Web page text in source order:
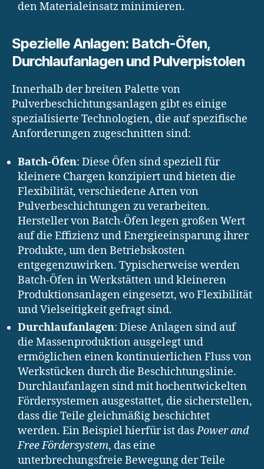
den Materialeinsatz minimieren.
Spezielle Anlagen: Batch-Öfen,
Durchlaufanlagen und Pulverpistolen
Innerhalb der breiten Palette von
Pulverbeschichtungsanlagen gibt es einige
spezialisierte Technologien, die auf spezifische
Anforderungen zugeschnitten sind:
Batch-Öfen: Diese Öfen sind speziell für
kleinere Chargen konzipiert und bieten die
Flexibilität, verschiedene Arten von
Pulverbeschichtungen zu verarbeiten.
Hersteller von Batch-Öfen legen großen Wert
auf die Effizienz und Energieeinsparung ihrer
Produkte, um den Betriebskosten
entgegenzuwirken. Typischerweise werden
Batch-Öfen in Werkstätten und kleineren
Produktionsanlagen eingesetzt, wo Flexibilität
und Vielseitigkeit gefragt sind.
Durchlaufanlagen: Diese Anlagen sind auf
die Massenproduktion ausgelegt und
ermöglichen einen kontinuierlichen Fluss von
Werkstücken durch die Beschichtungslinie.
Durchlaufanlagen sind mit hochentwickelten
Fördersystemen ausgestattet, die sicherstellen,
dass die Teile gleichmäßig beschichtet
werden. Ein Beispiel hierfür ist dasPower and
Free Fördersystem, das eine
unterbrechungsfreie Bewegung der Teile